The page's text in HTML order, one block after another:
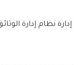
إدارة نظام إدارة